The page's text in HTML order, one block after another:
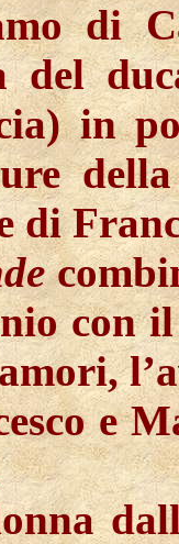
di
del
in
di
con il
e